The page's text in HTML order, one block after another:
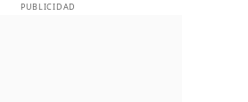
PUBLICIDAD